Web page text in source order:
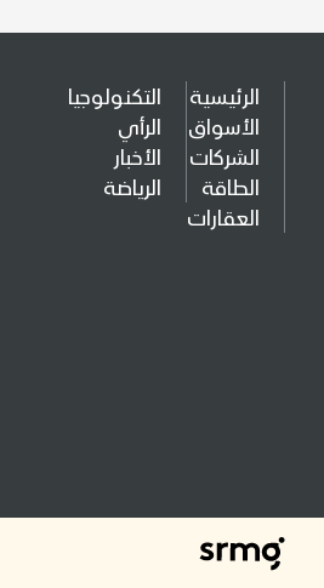
الرئيسية
الأسواق
الشركات
الطاقة
العقارات
التكنولوجيا
الرأي
الأخبار
الرياضة